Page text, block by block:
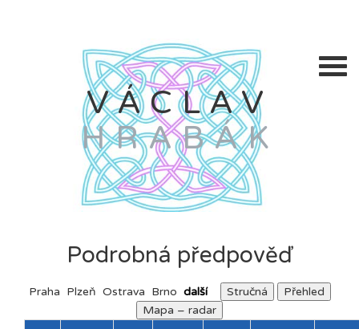
VÁCLAV
HRABÁK
Podrobná předpověď
Praha Plzeň Ostrava Brno další Stručná
Přehled
Mapa – radar